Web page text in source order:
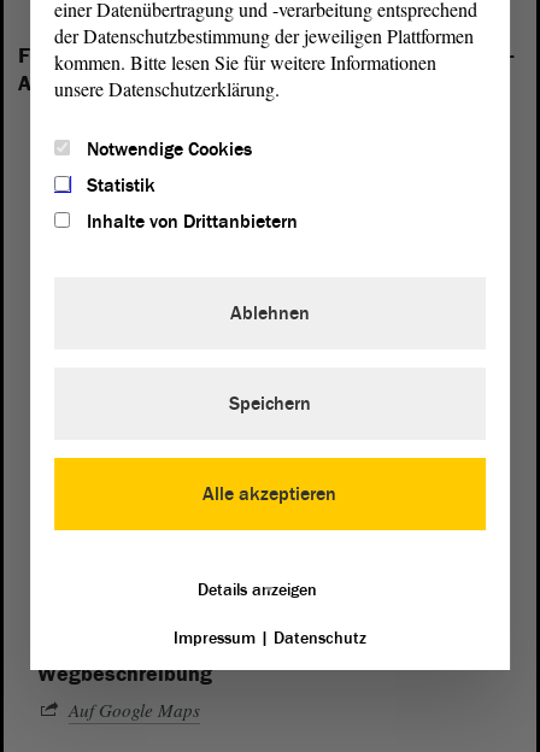
Folgende Fraktionen sind im Landtag von Sachsen-
Anhalt vertreten:
Wegbeschreibung
Auf Google Maps
einer Datenübertragung und -verarbeitung entsprechend
der Datenschutzbestimmung der jeweiligen Plattformen
kommen. Bitte lesen Sie für weitere Informationen
unsere Datenschutzerklärung.
Notwendige Cookies
Statistik
Inhalte von Drittanbietern
Alle akzeptieren
Ablehnen
Speichern
Details anzeigen
Impressum| Datenschutz